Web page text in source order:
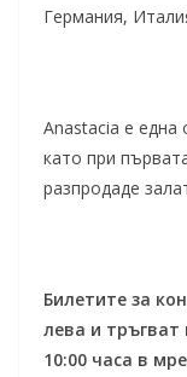
Германия,
Anastacia е една
като при
разпродаде
Билетите за
лева и
10:00 часа в